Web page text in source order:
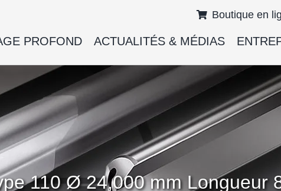
Boutique en
PROFOND ACTUALITÉS & MÉDIAS
110 Ø 24,000 mm Longueur